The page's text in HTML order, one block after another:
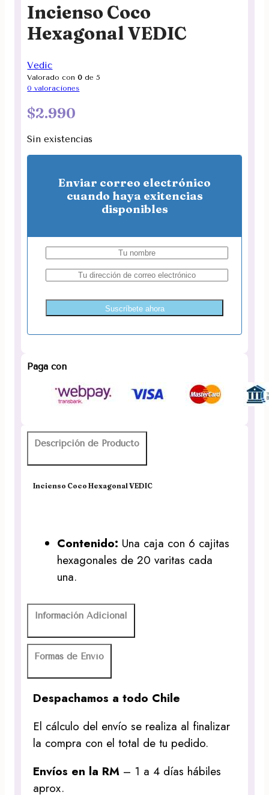
Incienso Coco
Hexagonal VEDIC
Vedic
Valorado con0 de 5
0 valoraciones
$2.990
Sin existencias
Enviar correo electrónico
cuando haya exitencias
disponibles
Suscríbete ahora
Paga con
Descripción de Producto
Incienso Coco Hexagonal VEDIC
Contenido: Una caja con 6 cajitas
hexagonales de 20 varitas cada
una.
Información Adicional
Formas de Envío
Despachamos a todo Chile
El cálculo del envío se realiza al finalizar
la compra con el total de tu pedido.
Envíos en la RM – 1 a 4 días hábiles
aprox.